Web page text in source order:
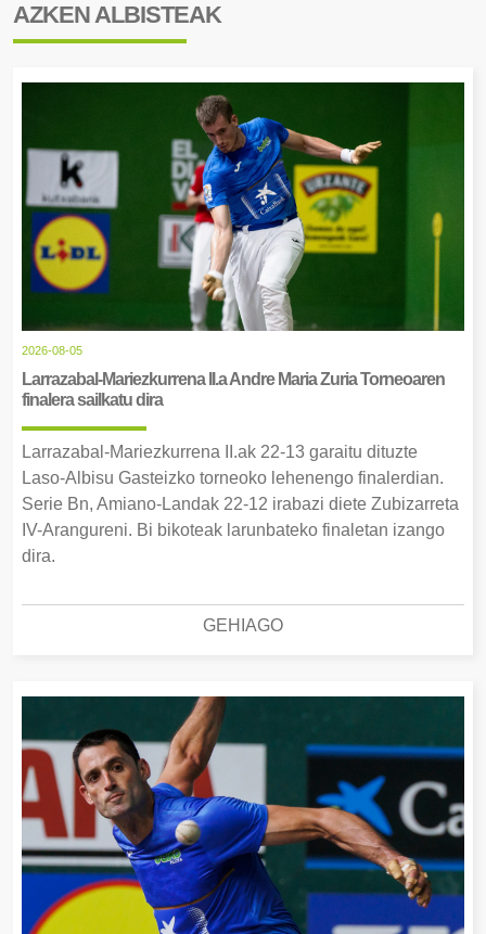
AZKEN ALBISTEAK
2026-08-05
Larrazabal-Mariezkurrena II.a Andre Maria Zuria Torneoaren
finalera sailkatu dira
Larrazabal-Mariezkurrena II.ak 22-13 garaitu dituzte
Laso-Albisu Gasteizko torneoko lehenengo finalerdian.
Serie Bn, Amiano-Landak 22-12 irabazi diete Zubizarreta
IV-Arangureni. Bi bikoteak larunbateko finaletan izango
dira.
GEHIAGO